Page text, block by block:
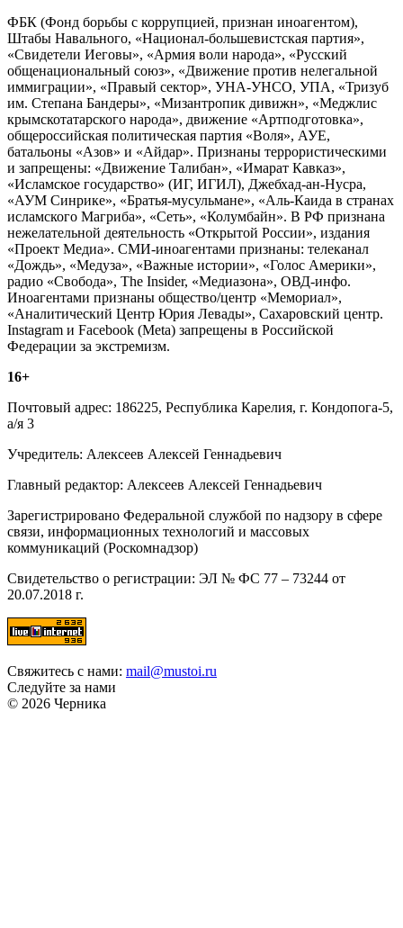
ФБК (Фонд борьбы с коррупцией, признан иноагентом),
Штабы Навального, «Национал-большевистская партия»,
«Свидетели Иеговы», «Армия воли народа», «Русский
общенациональный союз», «Движение против нелегальной
иммиграции», «Правый сектор», УНА-УНСО, УПА, «Тризуб
им. Степана Бандеры», «Мизантропик дивижн», «Меджлис
крымскотатарского народа», движение «Артподготовка»,
общероссийская политическая партия «Воля», АУЕ,
батальоны «Азов» и «Айдар». Признаны террористическими
и запрещены: «Движение Талибан», «Имарат Кавказ»,
«Исламское государство» (ИГ, ИГИЛ), Джебхад-ан-Нусра,
«АУМ Синрике», «Братья-мусульмане», «Аль-Каида в странах
исламского Магриба», «Сеть», «Колумбайн». В РФ признана
нежелательной деятельность «Открытой России», издания
«Проект Медиа». СМИ-иноагентами признаны: телеканал
«Дождь», «Медуза», «Важные истории», «Голос Америки»,
радио «Свобода», The Insider, «Медиазона», ОВД-инфо.
Иноагентами признаны общество/центр «Мемориал»,
«Аналитический Центр Юрия Левады», Сахаровский центр.
Instagram и Facebook (Metа) запрещены в Российской
Федерации за экстремизм.
16+
Почтовый адрес: 186225, Республика Карелия, г. Кондопога-5,
а/я 3
Учредитель: Алексеев Алексей Геннадьевич
Главный редактор: Алексеев Алексей Геннадьевич
Зарегистрировано Федеральной службой по надзору в сфере
связи, информационных технологий и массовых
коммуникаций (Роскомнадзор)
Свидетельство о регистрации: ЭЛ № ФС 77 – 73244 от
20.07.2018 г.
Свяжитесь с нами: mail@mustoi.ru
Следуйте за нами
© 2026 Черника